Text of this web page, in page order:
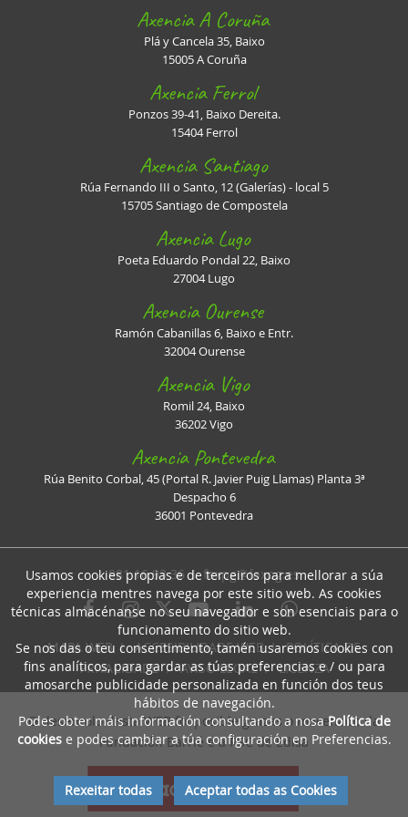
Axencia A Coruña
Plá y Cancela 35, Baixo
15005 A Coruña
Axencia Ferrol
Ponzos 39-41, Baixo Dereita.
15404 Ferrol
Axencia Santiago
Rúa Fernando III o Santo, 12 (Galerías) - local 5
15705 Santiago de Compostela
Axencia Lugo
Poeta Eduardo Pondal 22, Baixo
27004 Lugo
Axencia Ourense
Ramón Cabanillas 6, Baixo e Entr.
32004 Ourense
Axencia Vigo
Romil 24, Baixo
36202 Vigo
Axencia Pontevedra
Rúa Benito Corbal, 45 (Portal R. Javier Puig Llamas) Planta 3ª
Despacho 6
36001 Pontevedra
981 16 93 36 Ifaxpg@faxpg.es
MAPA WEBIACCESIBILIDADE WEBIPOLÍTICA DE
PRIVACIDADEIAVISO LEGALILICENZA
O desenrolo desta WEB foi posible grazas o mecenado da
Fundación Barrié e a RSC de Edisa
Usamos cookies propias e de terceiros para mellorar a súa
experiencia mentres navega por este sitio web. As cookies
técnicas almacénanse no seu navegador e son esenciais para o
funcionamento do sitio web.
Se nos das o teu consentimento, tamén usaremos cookies con
fins analíticos, para gardar as túas preferencias e / ou para
amosarche publicidade personalizada en función dos teus
hábitos de navegación.
Podes obter máis información consultando a nosaPolítica de
cookiese podes cambiar a túa configuración en Preferencias.
Rexeitar todas Aceptar todas as Cookies